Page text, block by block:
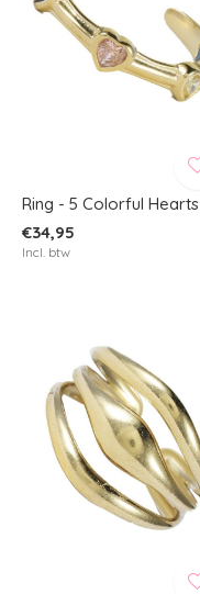
Ring - 5 Colorful Hearts
€34,95
Incl. btw